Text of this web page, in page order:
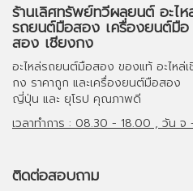
ร้านเลิศทรัพย์ทวีผลยนต์ อะไห
รถยนต์มือสอง เครื่องยนต์มือ
สอง เชียงกง
อะไหล่รถยนต์มือสอง ของแท้ อะไหล่
กง ราคาถูก และเครื่องยนต์มือสอง
ญี่ปุ่น และ ยุโรป คุณภาพดี
เวลาทำการ : 08.30 - 18.00 , วัน จ
ติดต่อสอบถาม